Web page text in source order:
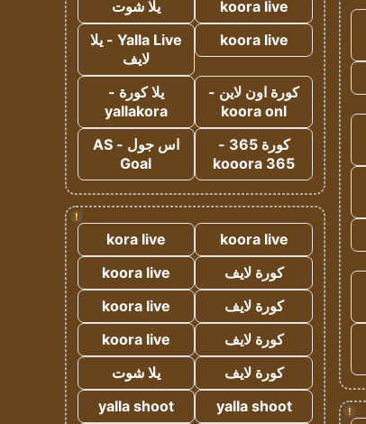
!
koora live
يلا شوت
koora live
Yalla Live - يلا
لايف
كورة اون لاين -
koora onl
يلا كورة -
yallakora
كورة 365 -
kooora 365
اس جول - AS
Goal
!
koora live
kora live
كورة لايف
koora live
كورة لايف
koora live
كورة لايف
koora live
كورة لايف
يلا شوت
yalla shoot
yalla shoot